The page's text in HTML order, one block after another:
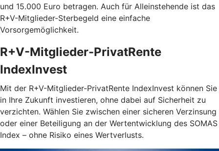
und 15.000 Euro betragen. Auch für Alleinstehende ist das
R+V-Mitglieder-Sterbegeld eine einfache
Vorsorgemöglichkeit.
R+V-Mitglieder-PrivatRente
IndexInvest
Mit der R+V-Mitglieder-PrivatRente IndexInvest können Sie
in Ihre Zukunft investieren, ohne dabei auf Sicherheit zu
verzichten. Wählen Sie zwischen einer sicheren Verzinsung
oder einer Beteiligung an der Wertentwicklung des SOMAS
Index – ohne Risiko eines Wertverlusts.